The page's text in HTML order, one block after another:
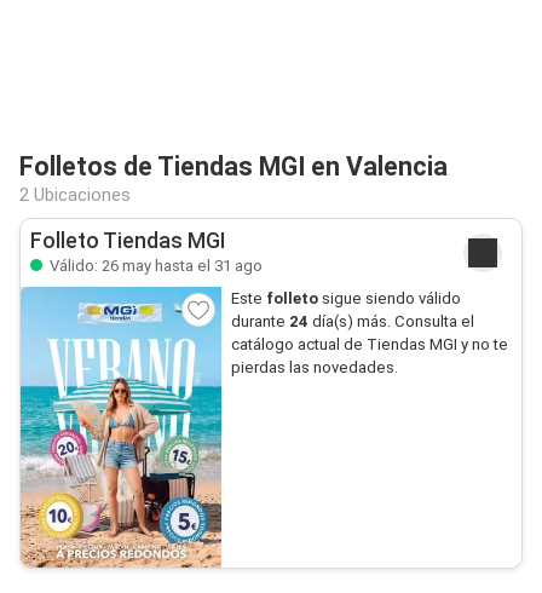
Folletos de Tiendas MGI en Valencia
2 Ubicaciones
Folleto Tiendas MGI
Válido: 26 may hasta el 31 ago
Este folletosigue siendo válido
durante 24 día(s) más. Consulta el
catálogo actual de Tiendas MGI y no te
pierdas las novedades.